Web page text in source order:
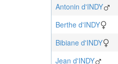
Antonin d'INDY
Berthe d'INDY
Bibiane d'INDY
Jean d'INDY